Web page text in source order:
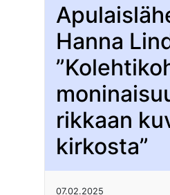
Hanna
rikkaan
kirkosta”
07.02.2025